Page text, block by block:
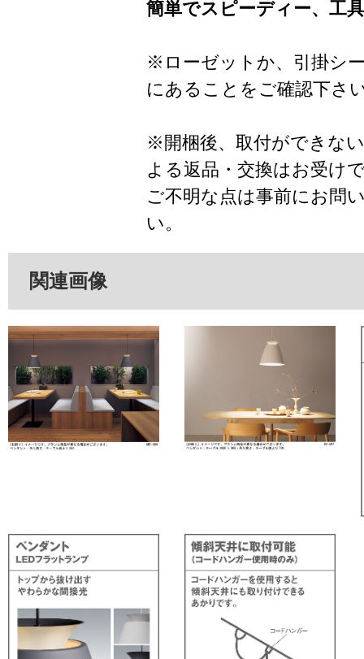
簡単でスピーディー、工
※ローゼットか、引掛シ
にあることをご確認下さ
※開梱後、取付ができな
よる返品・交換はお受け
ご不明な点は事前にお問
い。
関連画像